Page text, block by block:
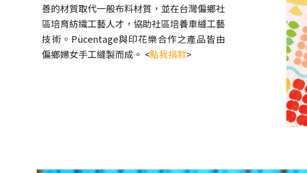
善的材質取代一般布料材質，並在台灣偏鄉社
區培育紡織工藝人才，協助社區培養車縫工藝
技術。Pücentage與印花樂合作之產品皆由
偏鄉婦女手工縫製而成。 <點我捐款>